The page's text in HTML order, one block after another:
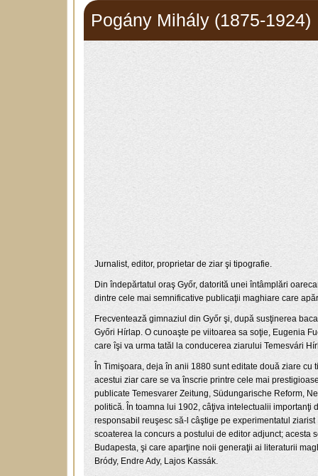
Pogány Mihály (1875-1924)
Jurnalist, editor, proprietar de ziar şi tipografie.
Din îndepărtatul oraş Győr, datorită unei întâmplări
dintre cele mai semnificative publicaţii maghiare care
Frecventează gimnaziul din Győr şi, după susţinerea
Győri Hírlap. O cunoaşte pe viitoarea sa soţie, Eugenia
care îşi va urma tatăl la conducerea ziarului Temesvári
În Timişoara, deja în anii 1880 sunt editate două ziare
acestui ziar care se va înscrie printre cele mai
publicate Temesvarer Zeitung, Südungarische Reform,
politică. În toamna lui 1902, câţiva intelectualii importanţi
responsabil reuşesc să-l câştige pe experimentatul
scoaterea la concurs a postului de editor adjunct;
Budapesta, şi care aparţine noii generaţii ai literaturii
Bródy, Endre Ady, Lajos Kassák.